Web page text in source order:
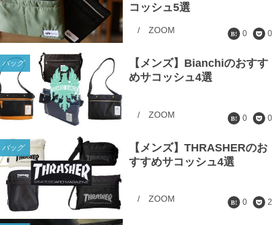
コッシュ5選
/ ZOOM 0 0
バッグ
【メンズ】Bianchiのおすす
めサコッシュ4選
/ ZOOM 0 0
バッグ
【メンズ】THRASHERのお
すすめサコッシュ4選
/ ZOOM 0 2